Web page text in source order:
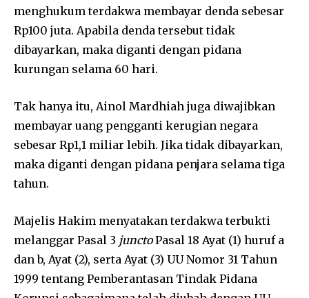
menghukum terdakwa membayar denda sebesar
Rp100 juta. Apabila denda tersebut tidak
dibayarkan, maka diganti dengan pidana
kurungan selama 60 hari.
Tak hanya itu, Ainol Mardhiah juga diwajibkan
membayar uang pengganti kerugian negara
sebesar Rp1,1 miliar lebih. Jika tidak dibayarkan,
maka diganti dengan pidana penjara selama tiga
tahun.
Majelis Hakim menyatakan terdakwa terbukti
melanggar Pasal 3 junctoPasal 18 Ayat (1) huruf a
dan b, Ayat (2), serta Ayat (3) UU Nomor 31 Tahun
1999 tentang Pemberantasan Tindak Pidana